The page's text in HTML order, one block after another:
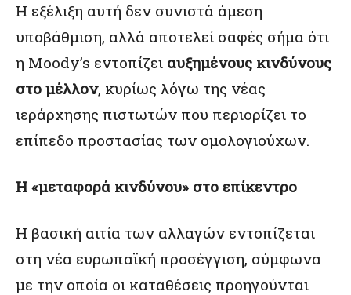
Η εξέλιξη αυτή δεν συνιστά άμεση
υποβάθμιση, αλλά αποτελεί σαφές σήμα ότι
η Moody’s εντοπίζει αυξημένους κινδύνους
στο μέλλον, κυρίως λόγω της νέας
ιεράρχησης πιστωτών που περιορίζει το
επίπεδο προστασίας των ομολογιούχων.
Η «μεταφορά κινδύνου» στο επίκεντρο
Η βασική αιτία των αλλαγών εντοπίζεται
στη νέα ευρωπαϊκή προσέγγιση, σύμφωνα
με την οποία οι καταθέσεις προηγούνται